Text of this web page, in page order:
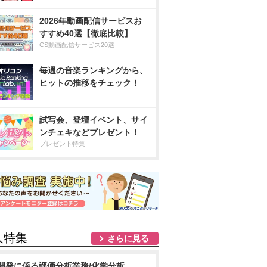
2026年動画配信サービスお
すすめ40選【徹底比較】
CS動画配信サービス20選
毎週の音楽ランキングから、
ヒットの推移をチェック！
試写会、登壇イベント、サイ
ンチェキなどプレゼント！
プレゼント特集
特集 さらに見る